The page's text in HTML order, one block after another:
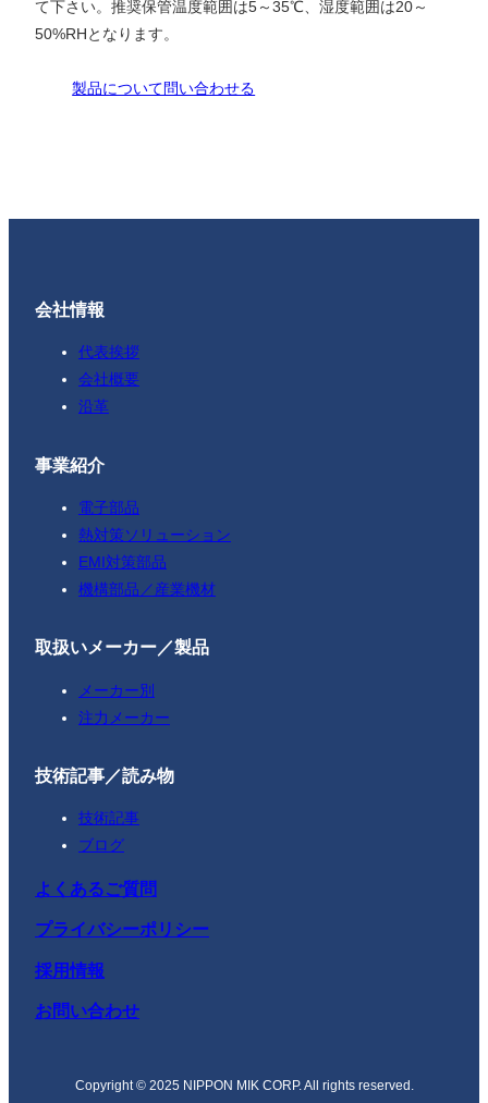
て下さい。推奨保管温度範囲は5～35℃、湿度範囲は20～
50%RHとなります。
製品について問い合わせる
会社情報
代表挨拶
会社概要
沿革
事業紹介
電子部品
熱対策ソリューション
EMI対策部品
機構部品／産業機材
取扱いメーカー／製品
メーカー別
注力メーカー
技術記事／読み物
技術記事
ブログ
よくあるご質問
プライバシーポリシー
採用情報
お問い合わせ
Copyright © 2025 NIPPON MIK CORP. All rights reserved.